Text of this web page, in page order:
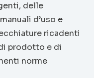
delle
d’uso e
ricadenti
prodotto e di
norme